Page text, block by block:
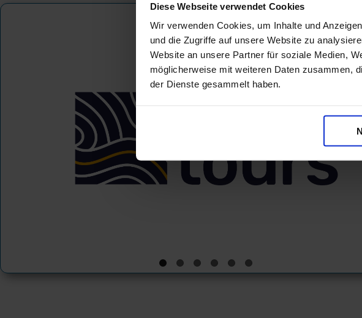
Diese Webseite verwendet Cookies
Wir verwenden Cookies, um Inhalte und
und die Zugriffe auf unsere Website zu
Website an unsere Partner für soziale Medien,
möglicherweise mit weiteren Daten zusammen,
der Dienste gesammelt haben.
Plantours Kreuzfahrten